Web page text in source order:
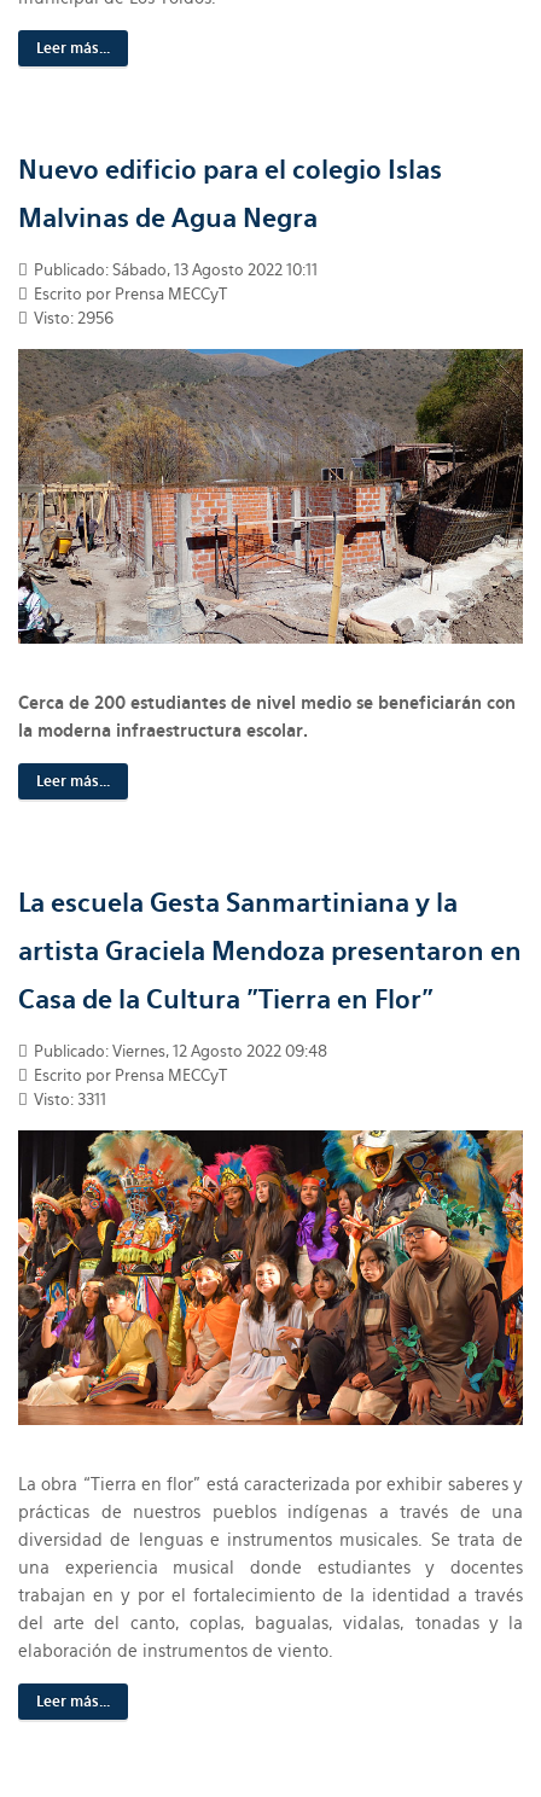
Leer más...
Nuevo edificio para el colegio Islas
Malvinas de Agua Negra
Publicado: Sábado, 13 Agosto 2022 10:11
Escrito por Prensa MECCyT
Visto: 2956
Cerca de 200 estudiantes de nivel medio se beneficiarán con
la moderna infraestructura escolar.
Leer más...
La escuela Gesta Sanmartiniana y la
artista Graciela Mendoza presentaron en
Casa de la Cultura "Tierra en Flor"
Publicado: Viernes, 12 Agosto 2022 09:48
Escrito por Prensa MECCyT
Visto: 3311
La obra “Tierra en flor” está caracterizada por exhibir saberes y
prácticas de nuestros pueblos indígenas a través de una
diversidad de lenguas e instrumentos musicales. Se trata de
una experiencia musical donde estudiantes y docentes
trabajan en y por el fortalecimiento de la identidad a través
del arte del canto, coplas, bagualas, vidalas, tonadas y la
elaboración de instrumentos de viento.
Leer más...